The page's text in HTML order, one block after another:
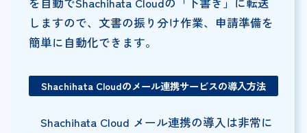
しますので、文書の振り分け作業、申請準備を
簡単に自動化できます。
Shachihata Cloudのメール連携サービスの導入方法
Shachihata Cloud メール連携の導入は非常に